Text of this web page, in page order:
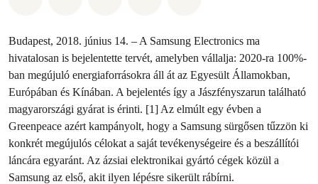
Budapest, 2018. június 14. – A Samsung Electronics ma
hivatalosan is bejelentette tervét, amelyben vállalja: 2020-ra 100%-
ban megújuló energiaforrásokra áll át az Egyesült Államokban,
Európában és Kínában. A bejelentés így a Jászfényszarun található
magyarországi gyárat is érinti. [1] Az elmúlt egy évben a
Greenpeace azért kampányolt, hogy a Samsung sürgősen tűzzön ki
konkrét megújulós célokat a saját tevékenységeire és a beszállítói
láncára egyaránt. Az ázsiai elektronikai gyártó cégek közül a
Samsung az első, akit ilyen lépésre sikerült rábírni.